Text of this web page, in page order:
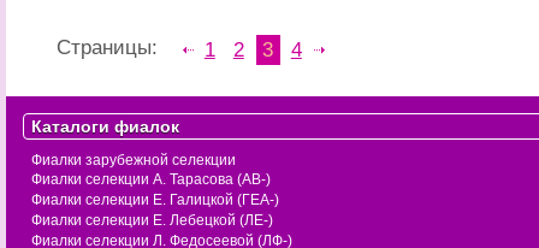
Страницы: 1 2 3 4
Каталоги фиалок
Фиалки зарубежной селекции
Фиалки селекции А. Тарасова (АВ-)
Фиалки селекции Е. Галицкой (ГЕА-)
Фиалки селекции Е. Лебецкой (ЛЕ-)
Фиалки селекции Л. Федосеевой (ЛФ-)